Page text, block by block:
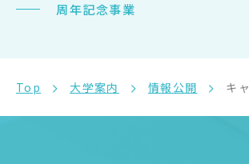
周年記念事業
Top 大学案内 情報公開 キ